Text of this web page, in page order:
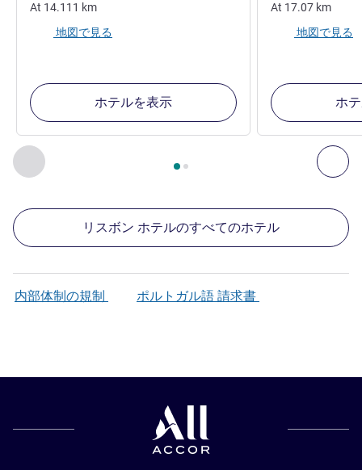
前に戻る - 周辺の他の施設 次
2ページ中 , 周辺の他の施設 1 :, 周辺の他の施設 2
At 14.111 km
地図で見る
ホテルを表示
At 17.07 km
地図で見る
ホ
リスボン ホテルのすべてのホテル
内部体制の規制 ポルトガル語 請求書